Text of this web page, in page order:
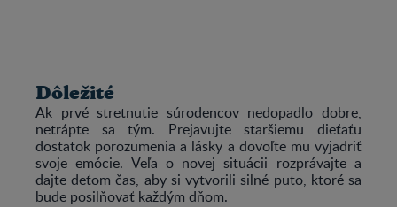
Dôležité
Ak prvé stretnutie súrodencov nedopadlo dobre,
netrápte sa tým. Prejavujte staršiemu dieťaťu
dostatok porozumenia a lásky a dovoľte mu vyjadriť
svoje emócie. Veľa o novej situácii rozprávajte a
dajte deťom čas, aby si vytvorili silné puto, ktoré sa
bude posilňovať každým dňom.